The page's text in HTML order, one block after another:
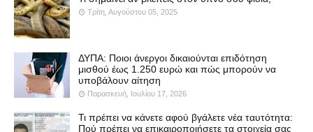
Τρίτη, Αυγούστου 05, 2025
ΔΥΠΑ: Ποιοι άνεργοι δικαιούνται επιδότηση
μισθού έως 1.250 ευρώ και πώς μπορούν να
υποβάλουν αίτηση
Παρασκευή, Ιουλίου 17, 2026
Τι πρέπει να κάνετε αφού βγάλετε νέα ταυτότητα:
Πού πρέπει να επικαιροποιήσετε τα στοιχεία σας